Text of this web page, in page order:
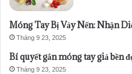
Móng Tay Bị Vảy Nến: Nhận
Tháng 9 23, 2025
Bí quyết gắn móng tay giả bền
Tháng 9 23, 2025